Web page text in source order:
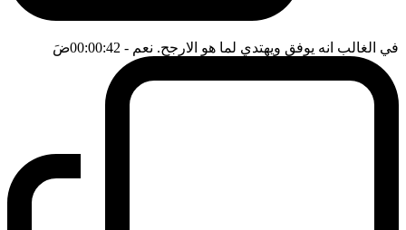
في الغالب انه يوفق ويهتدي لما هو الارجح. نعم - 00:00:42 ضَ